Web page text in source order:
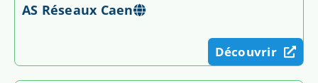
AS Réseaux Caen
Découvrir